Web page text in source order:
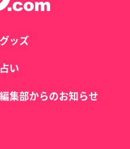
グッズ
占い
編集部からのお知らせ